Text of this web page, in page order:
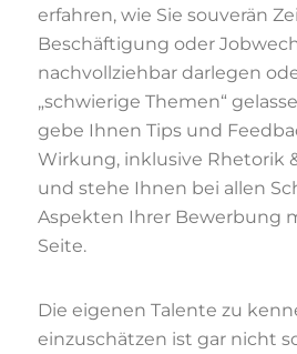
erfahren, wie Sie souverän
Beschäftigung oder
nachvollziehbar darlegen
„schwierige Themen“
gebe Ihnen Tips und
Wirkung, inklusive Rhetorik
und stehe Ihnen bei allen
Aspekten Ihrer Bewerbung
Seite.
Die eigenen Talente zu
einzuschätzen ist gar nicht